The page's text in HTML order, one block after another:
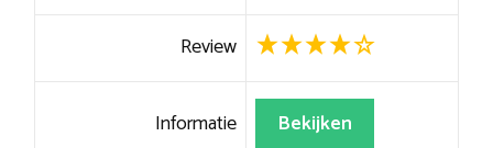
Review
Informatie Bekijken